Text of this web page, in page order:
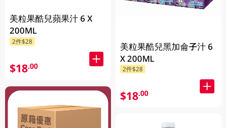
美粒果酷兒蘋果汁 6 X
200ML
2件$28
$18.00
美粒果酷兒黑加侖子汁 6
X 200ML
2件$28
$18.00